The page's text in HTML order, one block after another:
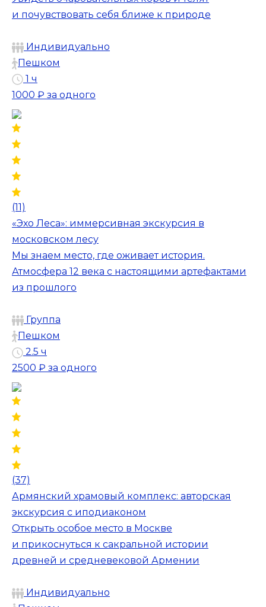
и почувствовать себя ближе к природе
Индивидуально
Пешком
1 ч
1000 ₽ за одного
(11)
«Эхо Леса»: иммерсивная экскурсия в
московском лесу
Мы знаем место, где оживает история.
Атмосфера 12 века с настоящими артефактами
из прошлого
Группа
Пешком
2.5 ч
2500 ₽ за одного
(37)
Армянский храмовый комплекс: авторская
экскурсия с иподиаконом
Открыть особое место в Москве
и прикоснуться к сакральной истории
древней и средневековой Армении
Индивидуально